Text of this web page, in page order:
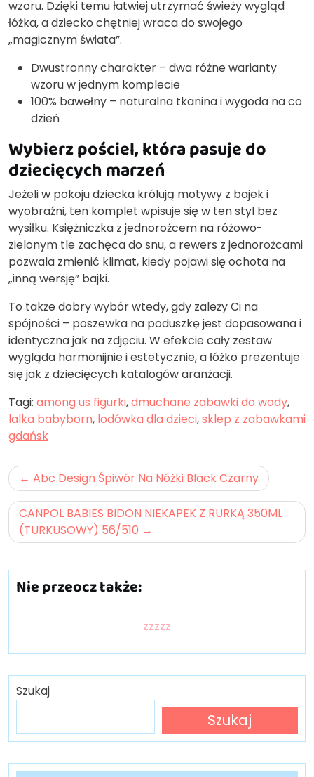
wzoru. Dzięki temu łatwiej utrzymać świeży wygląd
łóżka, a dziecko chętniej wraca do swojego
„magicznym świata”.
Dwustronny charakter – dwa różne warianty
wzoru w jednym komplecie
100% bawełny – naturalna tkanina i wygoda na co
dzień
Wybierz pościel, która pasuje do
dziecięcych marzeń
Jeżeli w pokoju dziecka królują motywy z bajek i
wyobraźni, ten komplet wpisuje się w ten styl bez
wysiłku. Księżniczka z jednorożcem na różowo-
zielonym tle zachęca do snu, a rewers z jednorożcami
pozwala zmienić klimat, kiedy pojawi się ochota na
„inną wersję” bajki.
To także dobry wybór wtedy, gdy zależy Ci na
spójności – poszewka na poduszkę jest dopasowana i
identyczna jak na zdjęciu. W efekcie cały zestaw
wygląda harmonijnie i estetycznie, a łóżko prezentuje
się jak z dziecięcych katalogów aranżacji.
Tagi: among us figurki,dmuchane zabawki do wody,
lalka babyborn, lodówka dla dzieci,sklep z zabawkami
gdańsk
Nawigacja
wpisu
Abc Design Śpiwór Na Nóżki Black Czarny
CANPOL BABIES BIDON NIEKAPEK Z RURKĄ 350ML
(TURKUSOWY) 56/510
Nie przeocz także:
zzzzz
Szukaj
Szukaj